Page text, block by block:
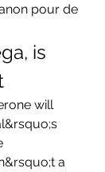
pour de
is
will
a